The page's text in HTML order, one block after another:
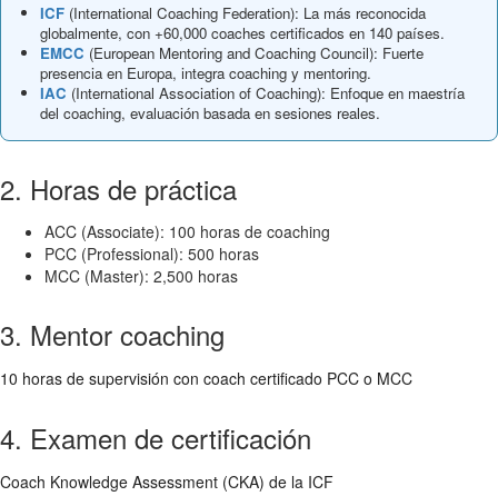
ICF (International Coaching Federation): La más reconocida
globalmente, con +60,000 coaches certificados en 140 países.
EMCC (European Mentoring and Coaching Council): Fuerte
presencia en Europa, integra coaching y mentoring.
IAC (International Association of Coaching): Enfoque en maestría
del coaching, evaluación basada en sesiones reales.
2. Horas de práctica
ACC (Associate): 100 horas de coaching
PCC (Professional): 500 horas
MCC (Master): 2,500 horas
3. Mentor coaching
10 horas de supervisión con coach certificado PCC o MCC
4. Examen de certificación
Coach Knowledge Assessment (CKA) de la ICF